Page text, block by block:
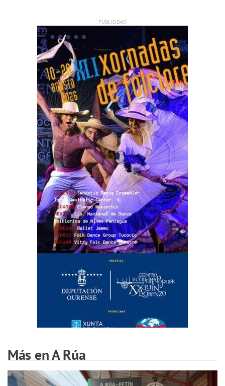
Más en A Rúa